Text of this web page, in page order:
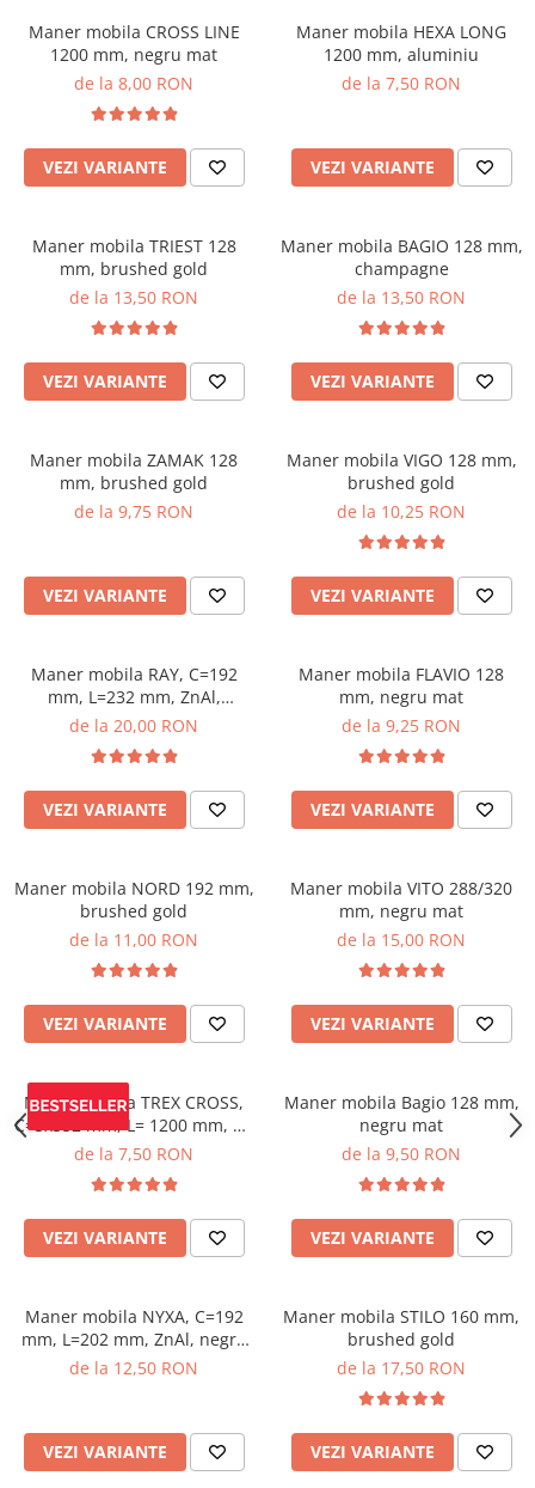
Maner mobila CROSS LINE
1200 mm, negru mat
de la 8,00 RON
VEZI VARIANTE
Maner mobila HEXA LONG
1200 mm, aluminiu
de la 7,50 RON
VEZI VARIANTE
Maner mobila TRIEST 128
mm, brushed gold
de la 13,50 RON
VEZI VARIANTE
Maner mobila BAGIO 128 mm,
champagne
de la 13,50 RON
VEZI VARIANTE
Maner mobila ZAMAK 128
mm, brushed gold
de la 9,75 RON
VEZI VARIANTE
Maner mobila VIGO 128 mm,
brushed gold
de la 10,25 RON
VEZI VARIANTE
Maner mobila RAY, C=192
mm, L=232 mm, ZnAl,
brushed gold
de la 20,00 RON
VEZI VARIANTE
Maner mobila FLAVIO 128
mm, negru mat
de la 9,25 RON
VEZI VARIANTE
Maner mobila NORD 192 mm,
brushed gold
de la 11,00 RON
VEZI VARIANTE
Maner mobila VITO 288/320
mm, negru mat
de la 15,00 RON
VEZI VARIANTE
Maner mobila TREX CROSS,
C=3x352 mm, L= 1200 mm, Al,
brushed gold
de la 7,50 RON
VEZI VARIANTE
Maner mobila Bagio 128 mm,
negru mat
de la 9,50 RON
VEZI VARIANTE
Maner mobila NYXA, C=192
mm, L=202 mm, ZnAl, negru
mat
de la 12,50 RON
VEZI VARIANTE
Maner mobila STILO 160 mm,
brushed gold
de la 17,50 RON
VEZI VARIANTE